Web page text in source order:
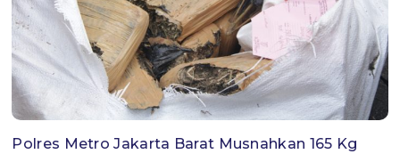
Polres Metro Jakarta Barat Musnahkan 165 Kg